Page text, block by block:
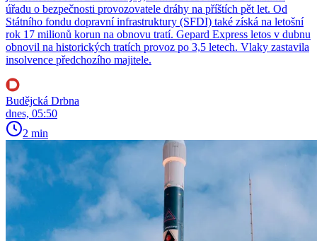
úřadu o bezpečnosti provozovatele dráhy na příštích pět let. Od
Státního fondu dopravní infrastruktury (SFDI) také získá na letošní
rok 17 milionů korun na obnovu tratí. Gepard Express letos v dubnu
obnovil na historických tratích provoz po 3,5 letech. Vlaky zastavila
insolvence předchozího majitele.
Budějcká Drbna
dnes, 05:50
2 min